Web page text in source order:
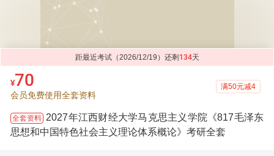
距最近考试（2026/12/19）还剩 134天
¥70
会员免费使用全套资料
满50元减4
全套资料 2027年江西财经大学马克思主义学院《817毛泽东
思想和中国特色社会主义理论体系概论》考研全套